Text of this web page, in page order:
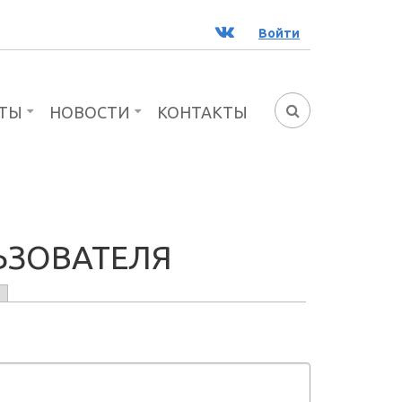
ВК Войти
ФОРМА
НОВОСТИ КОНТАКТЫ